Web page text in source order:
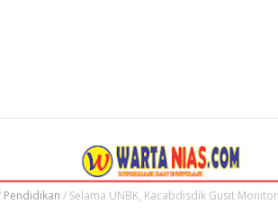
Pendidikan / Selama UNBK, Kacabdisdik Gusit